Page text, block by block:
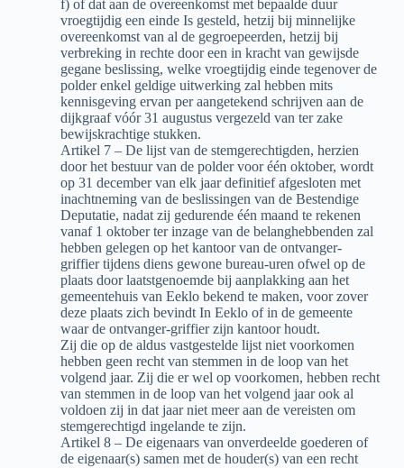
f) of dat aan de overeenkomst met bepaalde duur
vroegtijdig een einde Is gesteld, hetzij bij minnelijke
overeenkomst van al de gegroepeerden, hetzij bij
verbreking in rechte door een in kracht van gewijsde
gegane beslissing, welke vroegtijdig einde tegenover de
polder enkel geldige uitwerking zal hebben mits
kennisgeving ervan per aangetekend schrijven aan de
dijkgraaf vóór 31 augustus vergezeld van ter zake
bewijskrachtige stukken.
Artikel 7 – De lijst van de stemgerechtigden, herzien
door het bestuur van de polder voor één oktober, wordt
op 31 december van elk jaar definitief afgesloten met
inachtneming van de beslissingen van de Bestendige
Deputatie, nadat zij gedurende één maand te rekenen
vanaf 1 oktober ter inzage van de belanghebbenden zal
hebben gelegen op het kantoor van de ontvanger-
griffier tijdens diens gewone bureau-uren ofwel op de
plaats door laatstgenoemde bij aanplakking aan het
gemeentehuis van Eeklo bekend te maken, voor zover
deze plaats zich bevindt In Eeklo of in de gemeente
waar de ontvanger-griffier zijn kantoor houdt.
Zij die op de aldus vastgestelde lijst niet voorkomen
hebben geen recht van stemmen in de loop van het
volgend jaar. Zij die er wel op voorkomen, hebben recht
van stemmen in de loop van het volgend jaar ook al
voldoen zij in dat jaar niet meer aan de vereisten om
stemgerechtigd ingelande te zijn.
Artikel 8 – De eigenaars van onverdeelde goederen of
de eigenaar(s) samen met de houder(s) van een recht